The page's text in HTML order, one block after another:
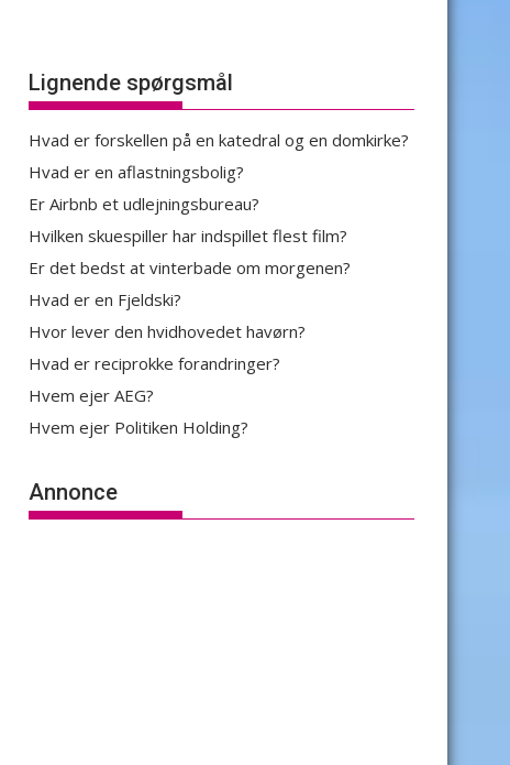
Lignende spørgsmål
Hvad er forskellen på en katedral og en domkirke?
Hvad er en aflastningsbolig?
Er Airbnb et udlejningsbureau?
Hvilken skuespiller har indspillet flest film?
Er det bedst at vinterbade om morgenen?
Hvad er en Fjeldski?
Hvor lever den hvidhovedet havørn?
Hvad er reciprokke forandringer?
Hvem ejer AEG?
Hvem ejer Politiken Holding?
Annonce